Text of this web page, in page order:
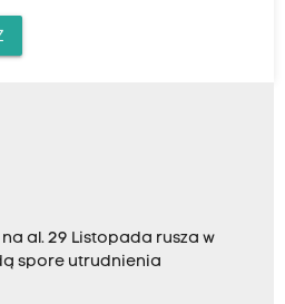
al. 29 Listopada rusza w
spore utrudnienia